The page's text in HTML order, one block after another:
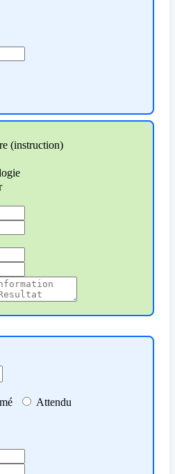
(instruction)
Attendu